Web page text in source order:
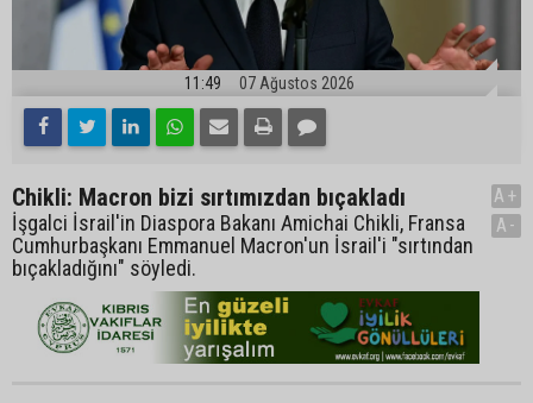
11:49 07 Ağustos 2026
Chikli: Macron bizi sırtımızdan bıçakladı
İşgalci İsrail'in Diaspora Bakanı Amichai Chikli, Fransa
Cumhurbaşkanı Emmanuel Macron'un İsrail'i "sırtından
bıçakladığını" söyledi.
A+
A-